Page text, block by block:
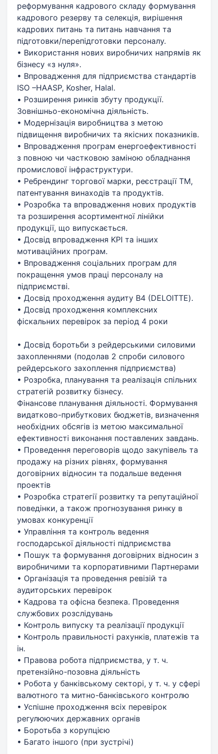
реформування кадрового складу формування
кадрового резерву та селекція, вирішення
кадрових питань та питань навчання та
підготовки/перепідготовки персоналу.
• Використання нових виробничих напрямів як
бізнесу «з нуля».
• Впровадження для підприємства стандартів
ISO –HAASP, Kosher, Halal.
• Розширення ринків збуту продукції.
Зовнішньо-економічна діяльність.
• Модернізація виробництва з метою
підвищення виробничих та якісних показників.
• Впровадження програм енергоефективності
з повною чи частковою заміною обладнання
промислової інфраструктури.
• Ребрендинг торгової марки, реєстрації ТМ,
патентування винаходів та продуктів.
• Розробка та впровадження нових продуктів
та розширення асортиментної лінійки
продукції, що випускається.
• Досвід впровадження KPI та інших
мотиваційних програм.
• Впровадження соціальних програм для
покращення умов праці персоналу на
підприємстві.
• Досвід проходження аудиту В4 (DELOITTE).
• Досвід проходження комплексних
фіскальних перевірок за період 4 роки
• Досвід боротьби з рейдерськими силовими
захопленнями (подолав 2 спроби силового
рейдерського захоплення підприємства)
• Розробка, планування та реалізація спільних
стратегій розвитку бізнесу.
Фінансове планування діяльності. Формування
видатково-прибуткових бюджетів, визначення
необхідних обсягів із метою максимальної
ефективності виконання поставлених завдань.
• Проведення переговорів щодо закупівель та
продажу на різних рівнях, формування
договірних відносин та подальше ведення
проектів
• Розробка стратегії розвитку та репутаційної
поведінки, а також прогнозування ринку в
умовах конкуренції
• Управління та контроль ведення
господарської діяльності підприємства
• Пошук та формування договірних відносин з
виробничими та корпоративними Партнерами
• Організація та проведення ревізій та
аудиторських перевірок
• Кадрова та офісна безпека. Проведення
службових розслідувань
• Контроль випуску та реалізації продукції
• Контроль правильності рахунків, платежів та
ін.
• Правова робота підприємства, у т. ч.
претензійно-позовна діяльність
• Робота у банківському секторі, у т. ч. у сфері
валютного та митно-банківського контролю
• Успішне проходження всіх перевірок
регулюючих державних органів
• Боротьба з корупцією
• Багато іншого (при зустрічі)